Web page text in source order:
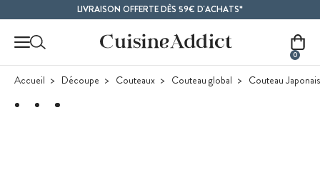
LIVRAISON OFFERTE DÈS 59€ D'ACHATS*
0
Accueil Découpe Couteaux Couteau global Couteau